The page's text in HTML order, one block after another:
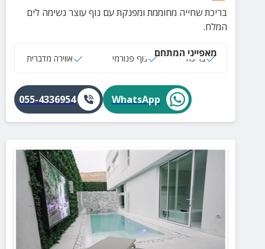
בריכת שחייה מחוממת ומפנקת עם נוף עוצר נשימה לים
המלח.
מאפייני המתחם
בריכה נוף פנורמי אווירה מדברית
WhatsApp
055-4336954